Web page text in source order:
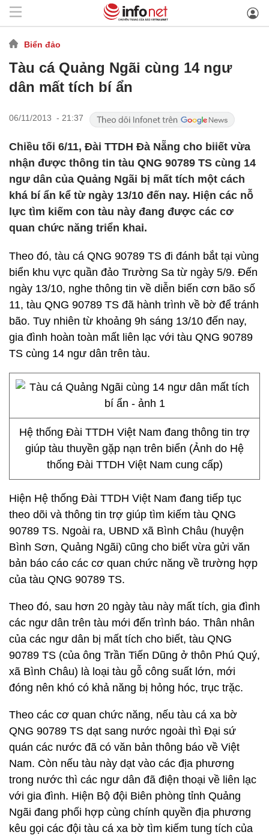
Biển đảo
Tàu cá Quảng Ngãi cùng 14 ngư
dân mất tích bí ẩn
06/11/2013 - 21:37
Chiều tối 6/11, Đài TTDH Đà Nẵng cho biiết vừa
nhận được thông tin tàu QNG 90789 TS cùng 14
ngư dân của Quảng Ngãi bị mất tích một cách
khá bí ẩn kể từ ngày 13/10 đến nay. Hiện các nỗ
lực tìm kiếm con tàu này đang được các cơ
quan chức năng triển khai.
Theo đó, tàu cá QNG 90789 TS đi đánh bắt tại vùng
biển khu vực quần đảo Trường Sa từ ngày 5/9. Đến
ngày 13/10, nghe thông tin về diễn biến cơn bão số
11, tàu QNG 90789 TS đã hành trình về bờ để tránh
bão. Tuy nhiên từ khoảng 9h sáng 13/10 đến nay,
gia đình hoàn toàn mất liên lạc với tàu QNG 90789
TS cùng 14 ngư dân trên tàu.
Hệ thống Đài TTDH Việt Nam đang thông tin trợ
giúp tàu thuyền gặp nạn trên biển (Ảnh do Hệ
thống Đài TTDH Việt Nam cung cấp)
Hiện Hệ thống Đài TTDH Việt Nam đang tiếp tục
theo dõi và thông tin trợ giúp tìm kiếm tàu QNG
90789 TS. Ngoài ra, UBND xã Bình Châu (huyện
Bình Sơn, Quảng Ngãi) cũng cho biết vừa gửi văn
bản báo cáo các cơ quan chức năng về trường hợp
của tàu QNG 90789 TS.
Theo đó, sau hơn 20 ngày tàu này mất tích, gia đình
các ngư dân trên tàu mới đến trình báo. Thân nhân
của các ngư dân bị mất tích cho biết, tàu QNG
90789 TS (của ông Trần Tiến Dũng ở thôn Phú Quý,
xã Bình Châu) là loại tàu gỗ công suất lớn, mới
đóng nên khó có khả năng bị hỏng hóc, trục trặc.
Theo các cơ quan chức năng, nếu tàu cá xa bờ
QNG 90789 TS dạt sang nước ngoài thì Đại sứ
quán các nước đã có văn bản thông báo về Việt
Nam. Còn nếu tàu này dạt vào các địa phương
trong nước thì các ngư dân đã điện thoại về liên lạc
với gia đình. Hiện Bộ đội Biên phòng tỉnh Quảng
Ngãi đang phối hợp cùng chính quyền địa phương
kêu gọi các đội tàu cá xa bờ tìm kiếm tung tích của